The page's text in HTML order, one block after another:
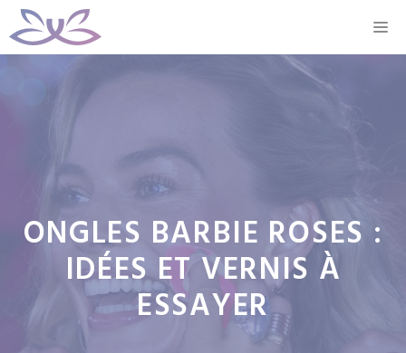
Aller
au
ONGLES BARBIE ROSES :
IDÉES ET VERNIS À
ESSAYER